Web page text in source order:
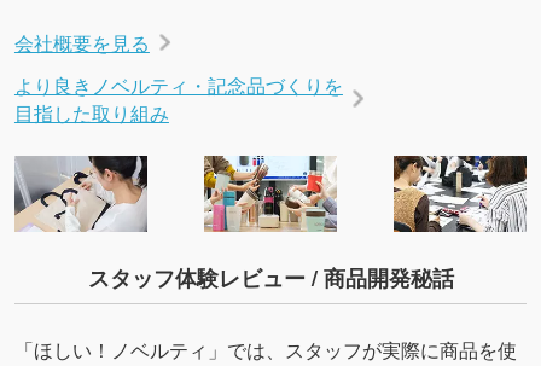
会社概要を見る
より良きノベルティ・記念品づくりを
目指した取り組み
スタッフ体験レビュー / 商品開発秘話
「ほしい！ノベルティ」では、スタッフが実際に商品を使